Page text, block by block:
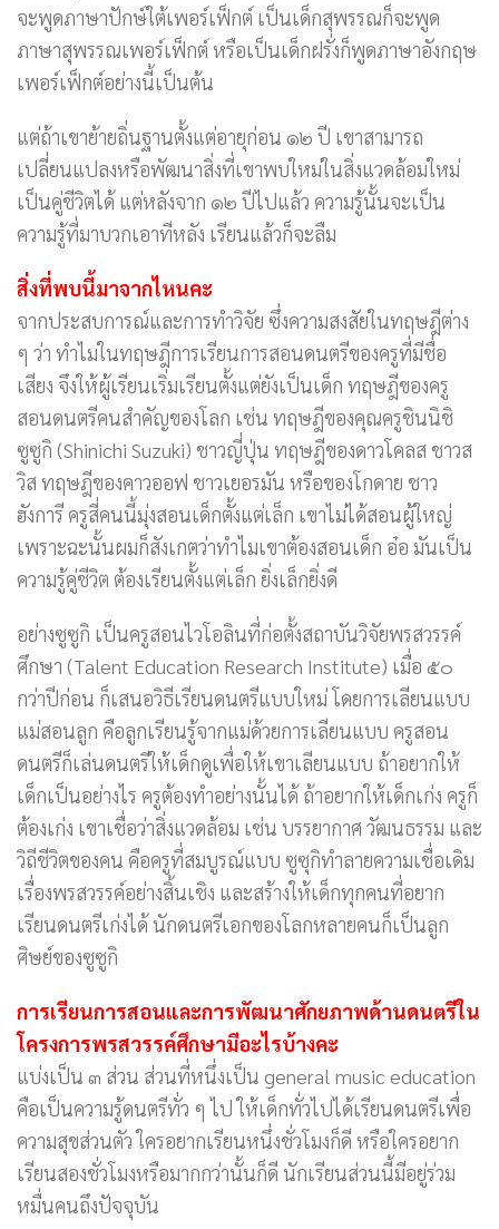
จะพูดภาษาปักษ์ใต้เพอร์เฟ็กต์ เป็นเด็กสุพรรณก็จะพูด
ภาษาสุพรรณเพอร์เฟ็กต์ หรือเป็นเด็กฝรั่งก็พูดภาษาอังกฤษ
เพอร์เฟ็กต์อย่างนี้เป็นต้น
แต่ถ้าเขาย้ายถิ่นฐานตั้งแต่อายุก่อน ๑๒ ปี เขาสามารถ
เปลี่ยนแปลงหรือพัฒนาสิ่งที่เขาพบใหม่ในสิ่งแวดล้อมใหม่
เป็นคู่ชีวิตได้ แต่หลังจาก ๑๒ ปีไปแล้ว ความรู้นั้นจะเป็น
ความรู้ที่มาบวกเอาทีหลัง เรียนแล้วก็จะลืม
สิ่งที่พบนี้มาจากไหนคะ
จากประสบการณ์และการทำวิจัย ซึ่งความสงสัยในทฤษฎีต่าง
ๆ ว่า ทำไมในทฤษฎีการเรียนการสอนดนตรีของครูที่มีชื่อ
เสียง จึงให้ผู้เรียนเริ่มเรียนตั้งแต่ยังเป็นเด็ก ทฤษฎีของครู
สอนดนตรีคนสำคัญของโลก เช่น ทฤษฎีของคุณครูชินนิชิ
ซูซูกิ (Shinichi Suzuki) ชาวญี่ปุ่น ทฤษฎีของดาวโคลส ชาวส
วิส ทฤษฎีของคาวออฟ ชาวเยอรมัน หรือของโกดาย ชาว
ฮังการี ครูสี่คนนี้มุ่งสอนเด็กตั้งแต่เล็ก เขาไม่ได้สอนผู้ใหญ่
เพราะฉะนั้นผมก็สังเกตว่าทำไมเขาต้องสอนเด็ก อ๋อ มันเป็น
ความรู้คู่ชีวิต ต้องเรียนตั้งแต่เล็ก ยิ่งเล็กยิ่งดี
อย่างซูซูกิ เป็นครูสอนไวโอลินที่ก่อตั้งสถาบันวิจัยพรสวรรค์
ศึกษา (Talent Education Research Institute) เมื่อ ๕๐
กว่าปีก่อน ก็เสนอวิธีเรียนดนตรีแบบใหม่ โดยการเลียนแบบ
แม่สอนลูก คือลูกเรียนรู้จากแม่ด้วยการเลียนแบบ ครูสอน
ดนตรีก็เล่นดนตรีให้เด็กดูเพื่อให้เขาเลียนแบบ ถ้าอยากให้
เด็กเป็นอย่างไร ครูต้องทำอย่างนั้นได้ ถ้าอยากให้เด็กเก่ง ครูก็
ต้องเก่ง เขาเชื่อว่าสิ่งแวดล้อม เช่น บรรยากาศ วัฒนธรรม และ
วิถีชีวิตของคน คือครูที่สมบูรณ์แบบ ซูซุกิทำลายความเชื่อเดิม
เรื่องพรสวรรค์อย่างสิ้นเชิง และสร้างให้เด็กทุกคนที่อยาก
เรียนดนตรีเก่งได้ นักดนตรีเอกของโลกหลายคนก็เป็นลูก
ศิษย์ของซูซูกิ
การเรียนการสอนและการพัฒนาศักยภาพด้านดนตรีใน
โครงการพรสวรรค์ศึกษามีอะไรบ้างคะ
แบ่งเป็น ๓ ส่วน ส่วนที่หนึ่งเป็น general music education
คือเป็นความรู้ดนตรีทั่ว ๆ ไป ให้เด็กทั่วไปได้เรียนดนตรีเพื่อ
ความสุขส่วนตัว ใครอยากเรียนหนึ่งชั่วโมงก็ดี หรือใครอยาก
เรียนสองชั่วโมงหรือมากกว่านั้นก็ดี นักเรียนส่วนนี้มีอยู่ร่วม
หมื่นคนถึงปัจจุบัน